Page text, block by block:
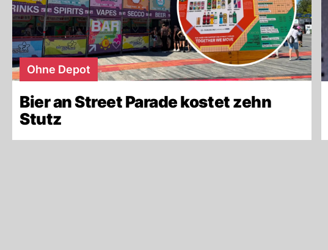
Ohne Depot
Bier an Street Parade kostet zehn
Stutz